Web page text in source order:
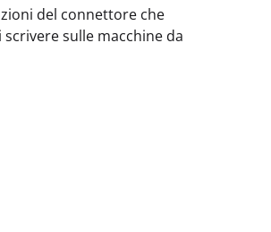
del connettore che
sulle macchine da